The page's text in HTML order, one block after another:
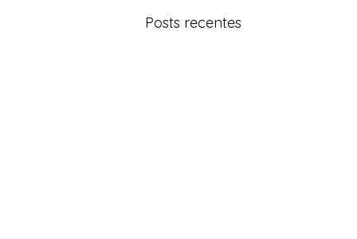
Posts recentes